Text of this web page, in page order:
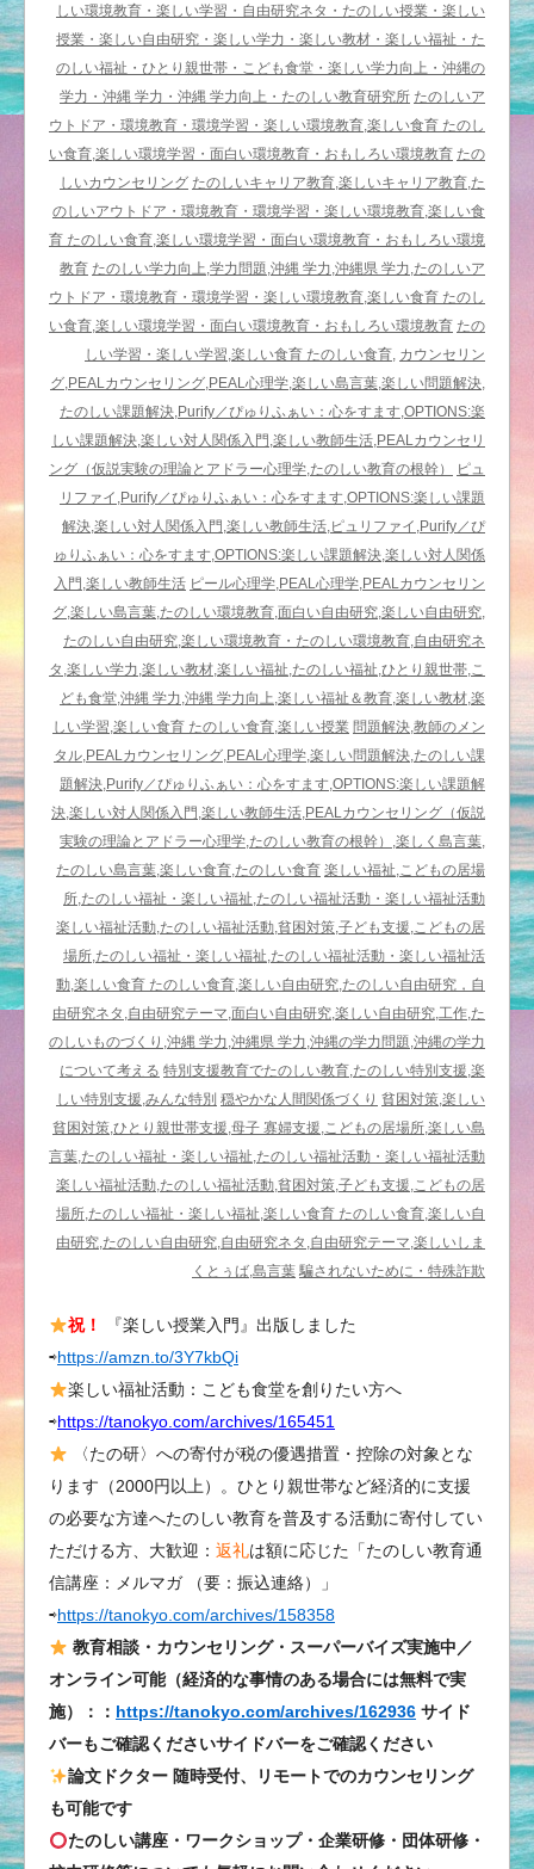
門
「無
意
識」
の
重
要
性
@
楽
し
い
福
祉
＆
教
育
は
しい環境教育・楽しい学習・自由研究ネタ・たのしい授業・楽しい
授業・楽しい自由研究・楽しい学力・楽しい教材・楽しい福祉・た
のしい福祉・ひとり親世帯・こども食堂・楽しい学力向上・沖縄の
学力・沖縄 学力・沖縄 学力向上・たのしい教育研究所 たのしいア
ウトドア・環境教育・環境学習・楽しい環境教育,楽しい食育 たのし
い食育,楽しい環境学習・面白い環境教育・おもしろい環境教育 たの
しいカウンセリング たのしいキャリア教育,楽しいキャリア教育,た
のしいアウトドア・環境教育・環境学習・楽しい環境教育,楽しい食
育 たのしい食育,楽しい環境学習・面白い環境教育・おもしろい環境
教育 たのしい学力向上,学力問題,沖縄 学力,沖縄県 学力,たのしいア
ウトドア・環境教育・環境学習・楽しい環境教育,楽しい食育 たのし
い食育,楽しい環境学習・面白い環境教育・おもしろい環境教育 たの
しい学習・楽しい学習,楽しい食育 たのしい食育, カウンセリン
グ,PEALカウンセリング,PEAL心理学,楽しい島言葉,楽しい問題解決,
たのしい課題解決,Purify／ぴゅりふぁい：心をすます,OPTIONS:楽
しい課題解決,楽しい対人関係入門,楽しい教師生活,PEALカウンセリ
ング（仮説実験の理論とアドラー心理学,たのしい教育の根幹）
ピュ
リファイ,Purify／ぴゅりふぁい：心をすます,OPTIONS:楽しい課題
解決,楽しい対人関係入門,楽しい教師生活,ピュリファイ,Purify／ぴ
ゅりふぁい：心をすます,OPTIONS:楽しい課題解決,楽しい対人関係
入門,楽しい教師生活 ピール心理学,PEAL心理学,PEALカウンセリン
グ,楽しい島言葉,たのしい環境教育,面白い自由研究,楽しい自由研究,
たのしい自由研究,楽しい環境教育・たのしい環境教育,自由研究ネ
タ,楽しい学力,楽しい教材,楽しい福祉,たのしい福祉,ひとり親世帯,こ
ども食堂,沖縄 学力,沖縄 学力向上,楽しい福祉＆教育,楽しい教材,楽
しい学習,楽しい食育 たのしい食育,楽しい授業 問題解決,教師のメン
タル,PEALカウンセリング,PEAL心理学,楽しい問題解決,たのしい課
題解決,Purify／ぴゅりふぁい：心をすます,OPTIONS:楽しい課題解
決,楽しい対人関係入門,楽しい教師生活,PEALカウンセリング（仮説
実験の理論とアドラー心理学,たのしい教育の根幹）,楽しく島言葉,
たのしい島言葉,楽しい食育,たのしい食育 楽しい福祉,こどもの居場
所,たのしい福祉・楽しい福祉,たのしい福祉活動・楽しい福祉活動
楽しい福祉活動,たのしい福祉活動,貧困対策,子ども支援,こどもの居
場所,たのしい福祉・楽しい福祉,たのしい福祉活動・楽しい福祉活
動,楽しい食育 たのしい食育,楽しい自由研究,たのしい自由研究，自
由研究ネタ,自由研究テーマ,面白い自由研究,楽しい自由研究,工作,た
のしいものづくり,沖縄 学力,沖縄県 学力,沖縄の学力問題,沖縄の学力
について考える 特別支援教育でたのしい教育,たのしい特別支援,楽
しい特別支援,みんな特別 穏やかな人間関係づくり 貧困対策,楽しい
貧困対策,ひとり親世帯支援,母子 寡婦支援,こどもの居場所,楽しい島
言葉,たのしい福祉・楽しい福祉,たのしい福祉活動・楽しい福祉活動
楽しい福祉活動,たのしい福祉活動,貧困対策,子ども支援,こどもの居
場所,たのしい福祉・楽しい福祉,楽しい食育 たのしい食育,楽しい自
由研究,たのしい自由研究,自由研究ネタ,自由研究テーマ,楽しいしま
くとぅば,島言葉 騙されないために・特殊詐欺
祝！
『楽しい授業入門』出版しました
⇨https://amzn.to/3Y7kbQi
楽しい福祉活動：こども食堂を創りたい方へ
⇨https://tanokyo.com/archives/165451
〈たの研〉への寄付が税の優遇措置・控除の対象とな
ります（2000円以上）。ひとり親世帯など経済的に支援
の必要な方達へたのしい教育を普及する活動に寄付してい
ただける方、大歓迎： 返礼は額に応じた「たのしい教育通
信講座：メルマガ （要：振込連絡）」
⇨https://tanokyo.com/archives/158358
教育相談・カウンセリング・スーパーバイズ実施中／
オンライン可能（経済的な事情のある場合には無料で実
施）：： https://tanokyo.com/archives/162936 サイド
バーもご確認くださいサイドバーをご確認ください
論文ドクター 随時受付、リモートでのカウンセリング
も可能です
たのしい講座・ワークショップ・企業研修・団体研修・